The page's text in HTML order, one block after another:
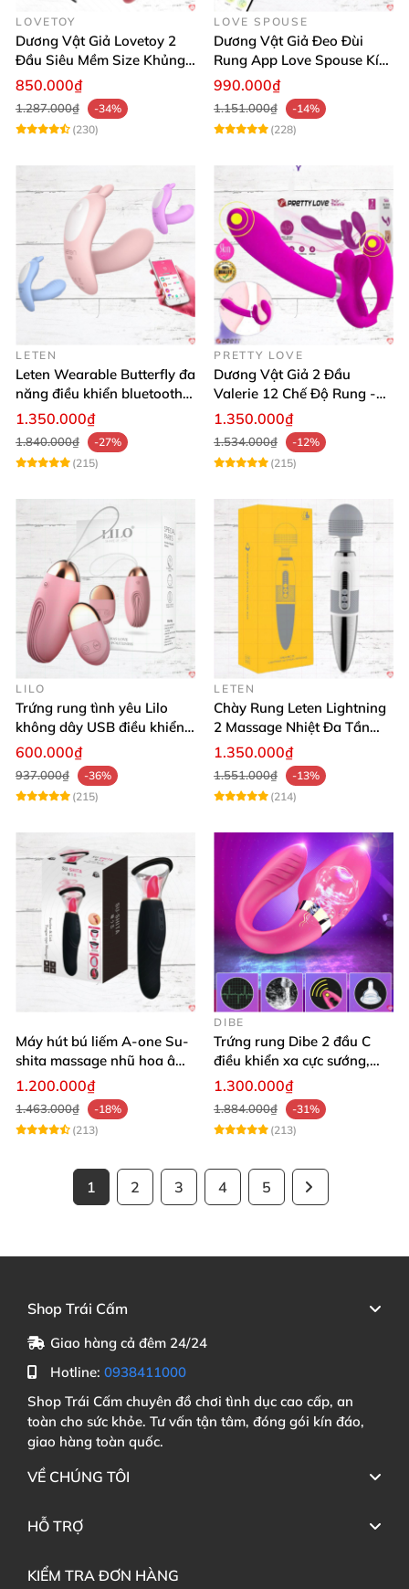
LOVETOY
Dương Vật Giả Lovetoy 2
Đầu Siêu Mềm Size Khủng
Thăng Hoa
850.000₫
1.287.000₫
-34%
(230)
LOVE SPOUSE
Dương Vật Giả Đeo Đùi
Rung App Love Spouse Kích
Thích Cho Les
990.000₫
1.151.000₫
-14%
(228)
LETEN
Leten Wearable Butterfly đa
năng điều khiển bluetooth,
siêu thật, dễ dùng
1.350.000₫
1.840.000₫
-27%
(215)
PRETTY LOVE
Dương Vật Giả 2 Đầu
Valerie 12 Chế Độ Rung -
Tăng Khoái Cảm
1.350.000₫
1.534.000₫
-12%
(215)
LILO
Trứng rung tình yêu Lilo
không dây USB điều khiển
remote tiện lợi
600.000₫
937.000₫
-36%
(215)
LETEN
Chày Rung Leten Lightning
2 Massage Nhiệt Đa Tần
Rung Toàn Thân
1.350.000₫
1.551.000₫
-13%
(214)
Máy hút bú liếm A-one Su-
shita massage nhũ hoa âm
đạo cực phê
1.200.000₫
1.463.000₫
-18%
(213)
DIBE
Trứng rung Dibe 2 đầu C
điều khiển xa cực sướng,
thích mê
1.300.000₫
1.884.000₫
-31%
(213)
1 2 3 4 5
Shop Trái Cấm
Giao hàng cả đêm 24/24
Hotline: 0938411000
Shop Trái Cấm chuyên đồ chơi tình dục cao cấp, an
toàn cho sức khỏe. Tư vấn tận tâm, đóng gói kín đáo,
giao hàng toàn quốc.
VỀ CHÚNG TÔI
HỖ TRỢ
KIỂM TRA ĐƠN HÀNG